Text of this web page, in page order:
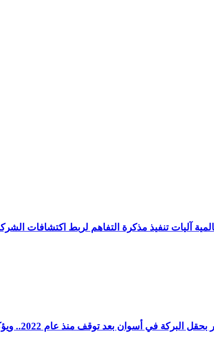
آليات تنفيذ مذكرة التفاهم لربط اكتشافات
وزير